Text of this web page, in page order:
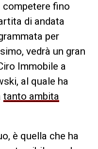
competere fino
di andata
per
vedrà un gran
Immobile a
al quale ha
tanto ambita
è quella che ha